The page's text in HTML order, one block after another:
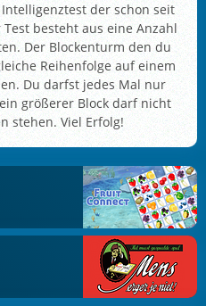
der schon seit
besteht aus eine Anzahl
Der Blockenturm den du
Reihenfolge auf einem
Du darfst jedes Mal nur
größerer Block darf nicht
stehen. Viel Erfolg!